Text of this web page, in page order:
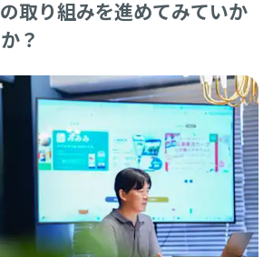
取り組みを進めてみていか
？